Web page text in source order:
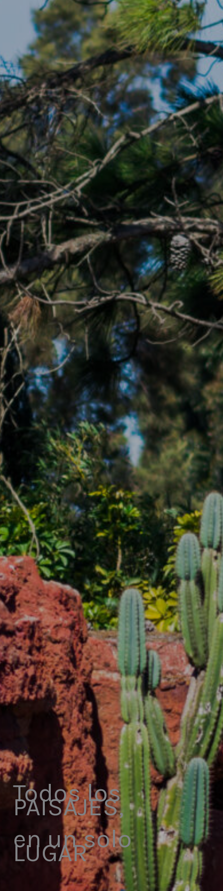
Todos los
PAISAJES,
en un solo
LUGAR